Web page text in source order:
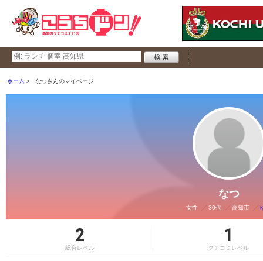
ホーム なつさんのマイページ
なつ
女性 30代 高知市
2
総合レベル
1
クチコミレベル